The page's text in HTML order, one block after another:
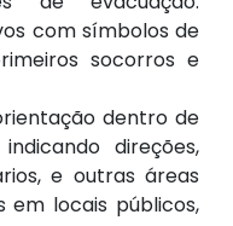
com símbolos de
socorros e
dentro de
direções,
e outras áreas
em locais públicos,